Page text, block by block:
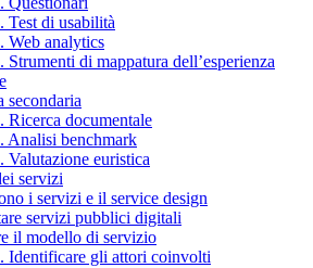
Test di usabilità
Web analytics
Strumenti di mappatura dell’esperienza
secondaria
Ricerca documentale
Analisi benchmark
Valutazione euristica
servizi
i servizi e il service design
servizi pubblici digitali
il modello di servizio
Identificare gli attori coinvolti